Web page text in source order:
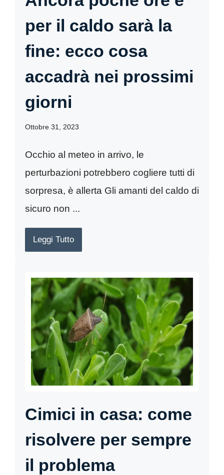
per il caldo sarà la
fine: ecco cosa
accadrà nei prossimi
giorni
Ottobre 31, 2023
Occhio al meteo in arrivo, le
perturbazioni potrebbero cogliere tutti di
sorpresa, è allerta Gli amanti del caldo di
sicuro non ...
Leggi Tutto
Cimici in casa: come
risolvere per sempre
il problema